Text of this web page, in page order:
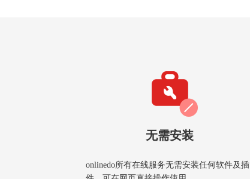
无需安装
onlinedo所有在线服务无需安装任何软件及插